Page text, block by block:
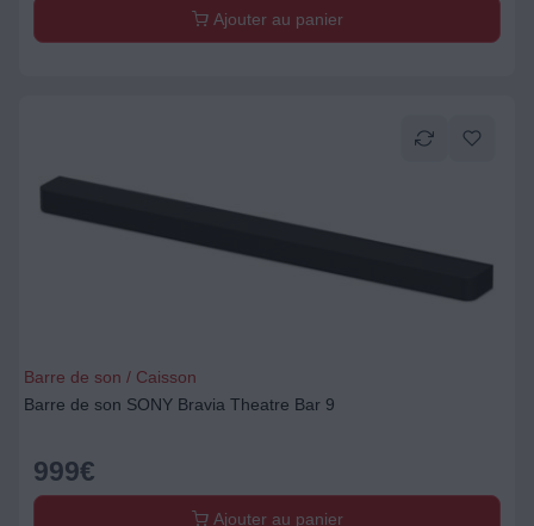
Ajouter au panier
Barre de son / Caisson
Barre de son SONY Bravia Theatre Bar 9
999€
Ajouter au panier